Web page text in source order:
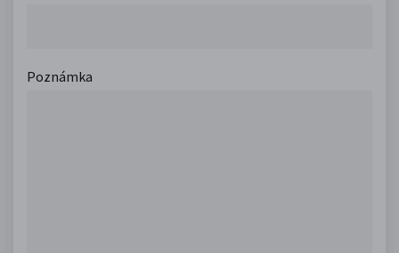
Poznámka